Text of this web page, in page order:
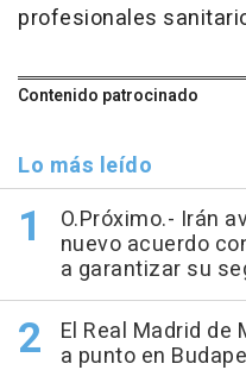
profesionales
Contenido patrocinado
Lo más leído
O.Próximo.- Irán
nuevo acuerdo
a garantizar su
El Real Madrid
a punto en